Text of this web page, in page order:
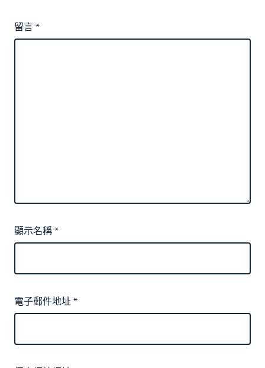
留言*
顯示名稱*
電子郵件地址*